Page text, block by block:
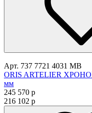
Арт. 737 7721 4031 MB
ORIS ARTELIER
мм
245 570 p
216 102 p